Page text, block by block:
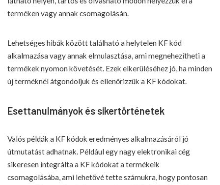
terméken vagy annak csomagolásán.
Lehetséges hibák között található a helytelen KF kód
alkalmazása vagy annak elmulasztása, ami megnehezítheti a
termékek nyomon követését. Ezek elkerüléséhez jó, ha minden
új terméknél átgondoljuk és ellenőrizzük a KF kódokat.
Esettanulmányok és sikertörténetek
Valós példák a KF kódok eredményes alkalmazásáról jó
útmutatást adhatnak. Például egy nagy elektronikai cég
sikeresen integrálta a KF kódokat a termékeik
csomagolásába, ami lehetővé tette számukra, hogy pontosan